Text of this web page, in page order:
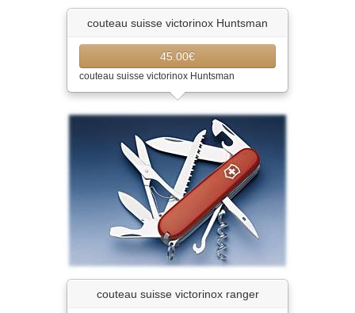
couteau suisse victorinox Huntsman
45.00€
couteau suisse victorinox Huntsman
couteau suisse victorinox ranger